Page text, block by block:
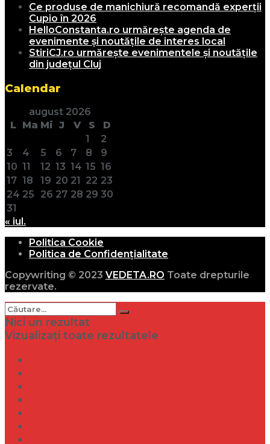
Ce produse de manichiură recomandă experții
Cupio în 2026
HelloConstanta.ro urmărește agenda de
evenimente și noutățile de interes local
StiriCJ.ro urmărește evenimentele și noutățile
din județul Cluj
Calendar
august 2026
L Ma Mi J V S
D
1
2
3
4 5 6 7 8
9
10 11 12 13 14 15 16
17 18 19 20 21 22 23
24 25 26 27 28 29 30
31
« iul.
Politica Cookie
Politica de Confidențialitate
Copywriting © 2023 VEDETA.RO Toate drepturile
rezervate.
Nici un rezultat
Vizualizați toate rezultatele